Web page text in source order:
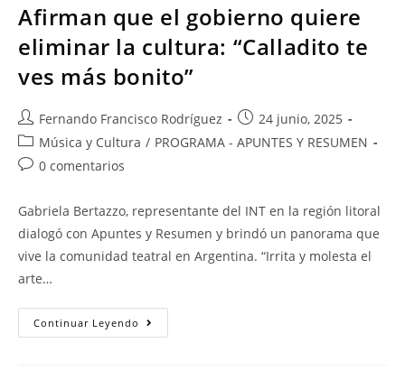
Afirman que el gobierno quiere
eliminar la cultura: “Calladito te
ves más bonito”
Fernando Francisco Rodríguez
24 junio, 2025
Música y Cultura / PROGRAMA - APUNTES Y RESUMEN
0 comentarios
Gabriela Bertazzo, representante del INT en la región litoral
dialogó con Apuntes y Resumen y brindó un panorama que
vive la comunidad teatral en Argentina. “Irrita y molesta el
arte…
Continuar Leyendo